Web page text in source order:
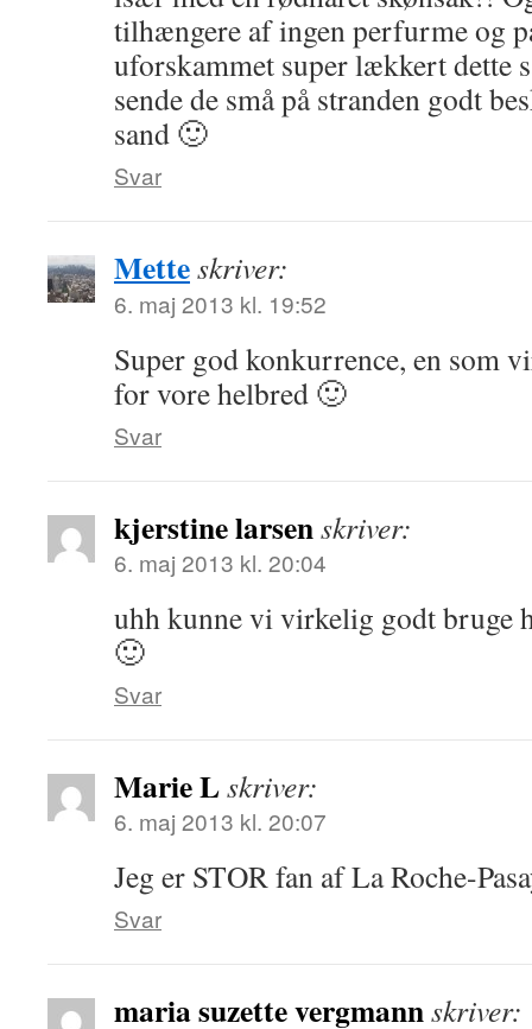
tilhængere af ingen perfurme og
uforskammet super lækkert dette
sende de små på stranden godt
sand 🙂
Svar
Metteskriver:
6. maj 2013 kl. 19:52
Super god konkurrence, en som
for vore helbred 🙂
Svar
kjerstine larsenskriver:
6. maj 2013 kl. 20:04
uhh kunne vi virkelig godt bruge
🙂
Svar
Marie Lskriver:
6. maj 2013 kl. 20:07
Jeg er STOR fan af La Roche-
Svar
maria suzette vergmannskriver: